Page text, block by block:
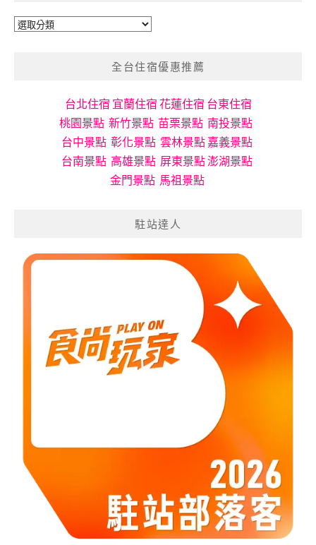
旅
全台住宿優惠推薦
台北住宿 宜蘭住宿花蓮住宿 台東住宿
桃園景點 新竹景點 苗栗景點 南投景點
台中景點 彰化景點 雲林景點嘉義景點
台南景點 高雄景點 屏東景點澎湖景點
金門景點 馬祖景點
駐站達人